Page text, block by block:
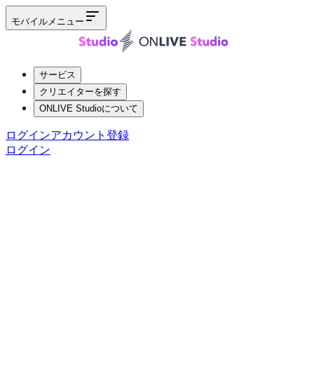
モバイルメニュー
サービス
クリエイターを探す
ONLIVE Studioについて
ログインアカウント登録
ログイン